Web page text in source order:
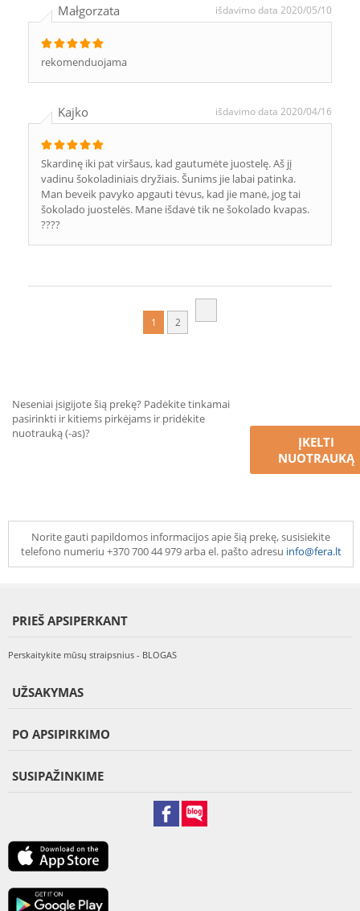
Małgorzata išdavimo data 2020/05/10
rekomenduojama
Kajko išdavimo data 2020/04/16
Skardinę iki pat viršaus, kad gautumėte juostelę. Aš jį
vadinu šokoladiniais dryžiais. Šunims jie labai patinka.
Man beveik pavyko apgauti tėvus, kad jie manė, jog tai
šokolado juostelės. Mane išdavė tik ne šokolado kvapas.
????
1 2
Neseniai įsigijote šią prekę? Padėkite tinkamai
pasirinkti ir kitiems pirkėjams ir pridėkite
nuotrauką (-as)?
ĮKELTI
NUOTRAUKĄ
Norite gauti papildomos informacijos apie šią prekę, susisiekite
telefono numeriu +370 700 44 979 arba el. pašto adresu info@fera.lt
PRIEŠ APSIPERKANT
Perskaitykite mūsų straipsnius - BLOGAS
UŽSAKYMAS
PO APSIPIRKIMO
SUSIPAŽINKIME